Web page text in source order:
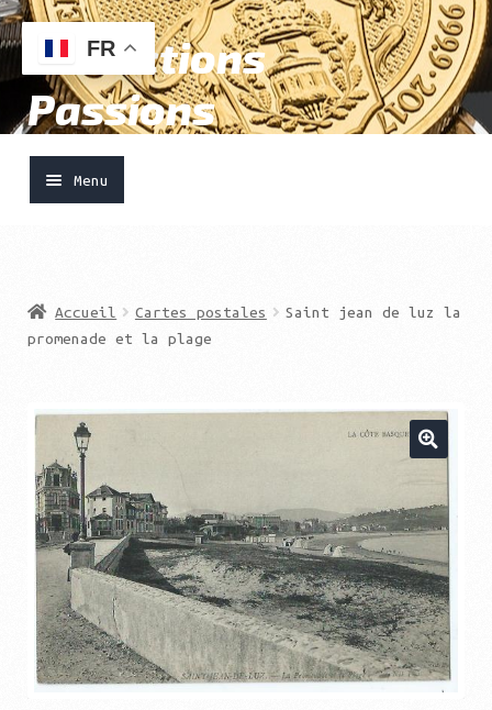
Aller
à
la
navigation
Aller
au
contenu
Collections
Passions
Menu
Vendre
Boutique
Catégories
Contact
Panier
Autres pages
Ouvrir
Accueil Cartes postales
Saint jean de luz la
promenade et la plage
FR